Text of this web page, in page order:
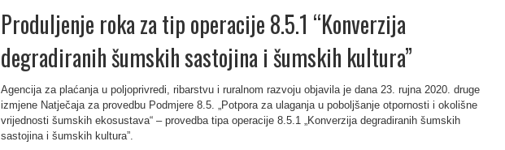
Produljenje roka za tip operacije 8.5.1 “Konverzija
degradiranih šumskih sastojina i šumskih kultura”
Agencija za plaćanja u poljoprivredi, ribarstvu i ruralnom razvoju objavila je dana 23. rujna 2020. druge
izmjene Natječaja za provedbu Podmjere 8.5. „Potpora za ulaganja u poboljšanje otpornosti i okolišne
vrijednosti šumskih ekosustava“ – provedba tipa operacije 8.5.1 „Konverzija degradiranih šumskih
sastojina i šumskih kultura”.